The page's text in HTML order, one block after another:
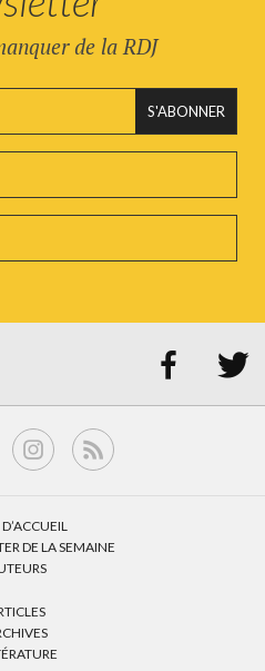
de la RDJ
S'ABONNER
 
DE LA SEMAINE